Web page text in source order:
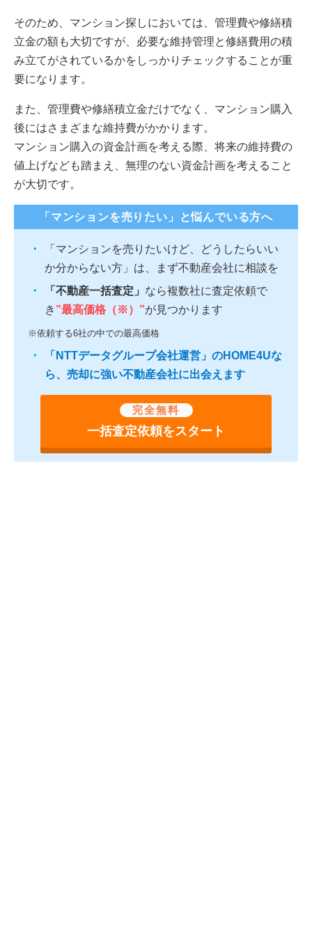
そのため、マンション探しにおいては、管理費や修繕積
立金の額も大切ですが、必要な維持管理と修繕費用の積
み立てがされているかをしっかりチェックすることが重
要になります。
また、管理費や修繕積立金だけでなく、マンション購入
後にはさまざまな維持費がかかります。
マンション購入の資金計画を考える際、将来の維持費の
値上げなども踏まえ、無理のない資金計画を考えること
が大切です。
「マンションを売りたい」と悩んでいる方へ
「マンションを売りたいけど、どうしたらいい
か分からない方」は、まず不動産会社に相談を
「不動産一括査定」 なら複数社に査定依頼で
き ”最高価格（※）”が見つかります
※依頼する6社の中での最高価格
「NTTデータグループ会社運営」のHOME4Uな
ら、売却に強い不動産会社に出会えます
完全無料
一括査定依頼をスタート